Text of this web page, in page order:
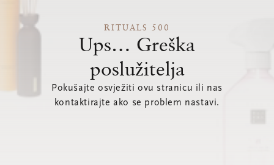
RITUALS 500
Ups… Greška
poslužitelja
Pokušajte osvježiti ovu stranicu ili nas
kontaktirajte ako se problem nastavi.